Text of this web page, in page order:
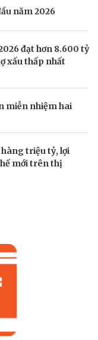
năm 2026
đạt hơn 8.600 tỷ
xấu thấp nhất
miễn nhiệm hai
triệu tỷ, lợi
mới trên thị